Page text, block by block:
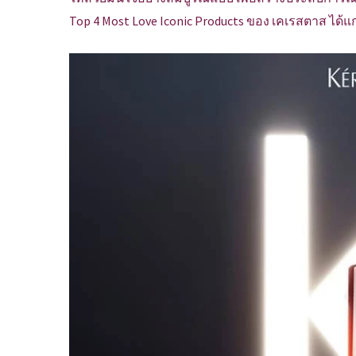
Top 4 Most Love Iconic Products ของ เคเรสตาส ได้แ